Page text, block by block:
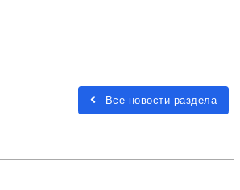
Все новости раздела